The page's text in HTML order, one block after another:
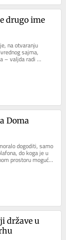
drugo ime
na otvaranju
sajma,
– valjda radi
dojma na
Doma
dogoditi, samo
do koga je u
prostoru moguće
se odavno, a...
države u